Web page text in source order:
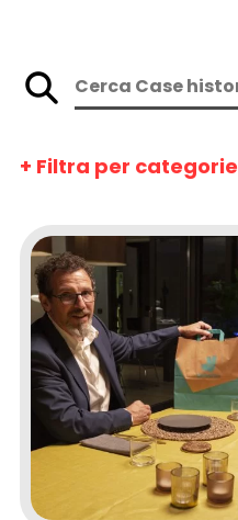
+ Filtra per categorie